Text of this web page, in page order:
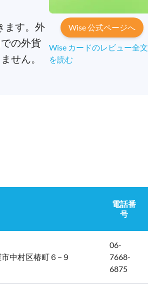
ます。外
の外貨
せん。
Wise 公式ページへ
Wise カードのレビュー全文
を読む
電話番
号
中村区椿町６−９
06-
7668-
6875